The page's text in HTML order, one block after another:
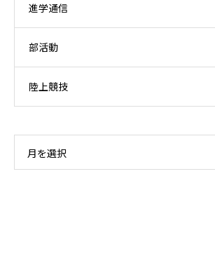
進学通信
部活動
陸上競技
月を選択